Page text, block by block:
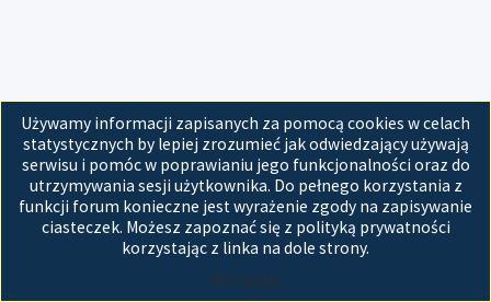
Używamy informacji zapisanych za pomocą cookies w celach
statystycznych by lepiej zrozumieć jak odwiedzający używają
serwisu i pomóc w poprawianiu jego funkcjonalności oraz do
utrzymywania sesji użytkownika. Do pełnego korzystania z
funkcji forum konieczne jest wyrażenie zgody na zapisywanie
ciasteczek. Możesz zapoznać się z polityką prywatności
korzystając z linka na dole strony.
Akceptuję